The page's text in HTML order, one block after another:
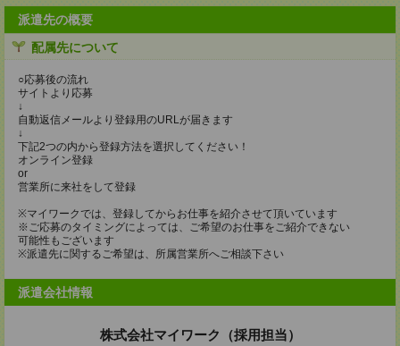
派遣先の概要
配属先について
○応募後の流れ
サイトより応募
↓
自動返信メールより登録用のURLが届きます
↓
下記2つの内から登録方法を選択してください！
オンライン登録
or
営業所に来社をして登録
※マイワークでは、登録してからお仕事を紹介させて頂いています
※ご応募のタイミングによっては、ご希望のお仕事をご紹介できない
可能性もございます
※派遣先に関するご希望は、所属営業所へご相談下さい
派遣会社情報
株式会社マイワーク（採用担当）